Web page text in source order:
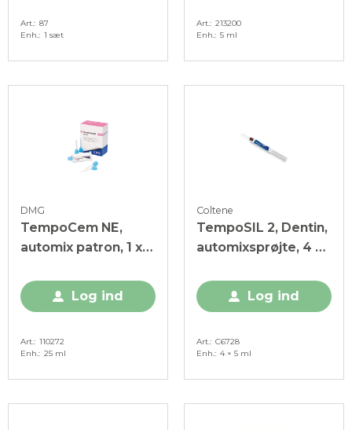
Art.
87
Enh.
1 sæt
Art.
213200
Enh.
5 ml
DMG
TempoCem NE,
automix patron, 1 x
Log ind
Art. 110272
Enh. 25 ml
Coltene
TempoSIL 2, Dentin,
automixsprøjte, 4 x
Log ind
Art. C6728
Enh. 4 × 5 ml